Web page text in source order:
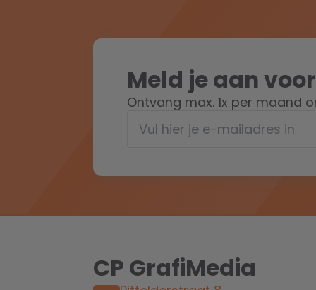
Meld je aan
Ontvang max. 1x per maand
CP GrafiMedia